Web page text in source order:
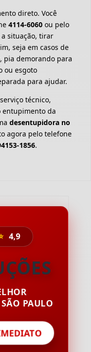
direto. Você
4114-6060 ou pelo
situação, tirar
seja em casos de
pia demorando para
ou esgoto
para ajudar.
técnico,
entupimento da
desentupidora no
agora pelo telefone
1856.
4,9
PAULO